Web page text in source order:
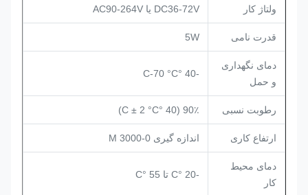
ولتاژ کار DC36-72V یا AC90-264V
قدرت نامی 5W
دمای نگهداری
و حمل
-40 °C-70 °C
رطوبت نسبی 90٪ (40 °C ± 2 °C)
ارتفاع کاری اندازه گیری 0-3000 M
دمای محیط
کار
-20 °C تا 55 °C